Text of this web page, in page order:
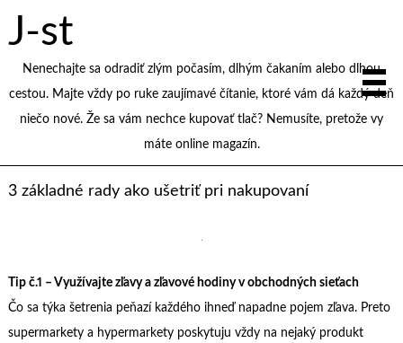
J-st
Nenechajte sa odradiť zlým počasím, dlhým čakaním alebo dlhou
cestou. Majte vždy po ruke zaujímavé čítanie, ktoré vám dá každý deň
niečo nové. Že sa vám nechce kupovať tlač? Nemusíte, pretože vy
máte online magazín.
3 základné rady ako ušetriť pri nakupovaní
Tip č.1 – Využívajte zľavy a zľavové hodiny v obchodných sieťach
Čo sa týka šetrenia peňazí každého ihneď napadne pojem zľava. Preto
supermarkety a hypermarkety poskytuju vždy na nejaký produkt